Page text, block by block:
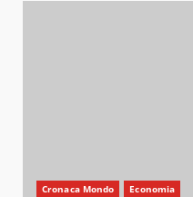
Cronaca Mondo Economia